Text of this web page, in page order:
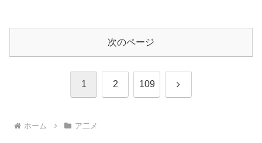
次のページ
1 2 109 次
ホーム ア二メ